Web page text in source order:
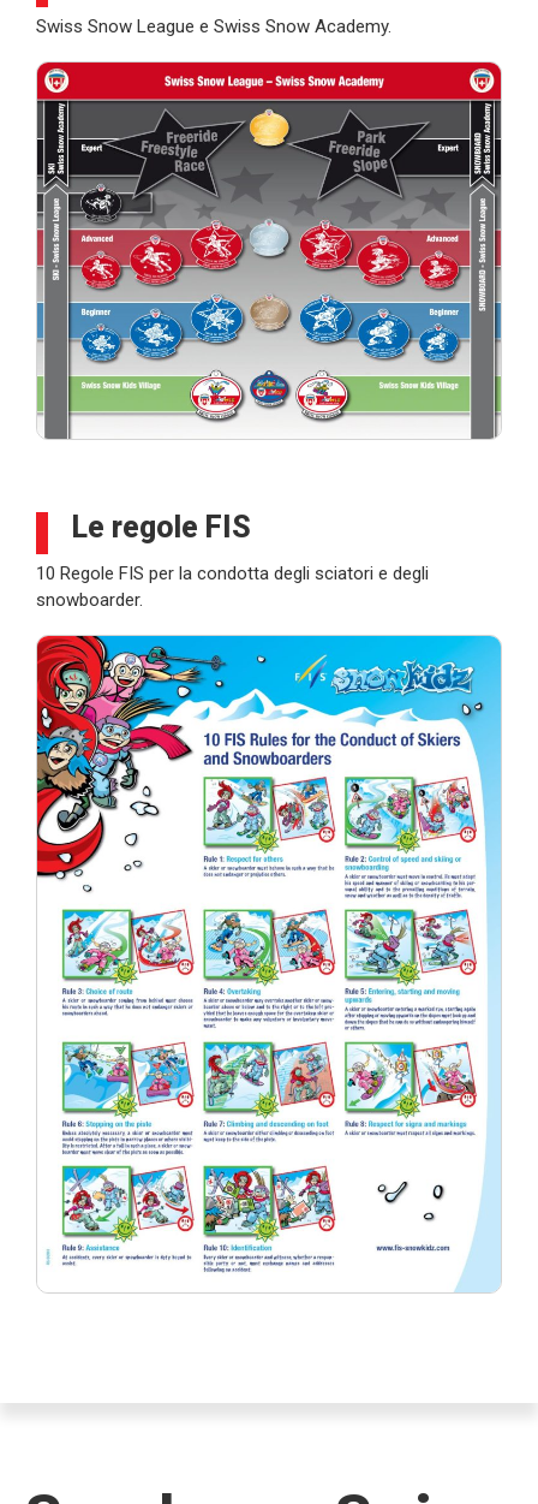
Swiss Snow League e Swiss Snow Academy.
Le regole FIS
10 Regole FIS per la condotta degli sciatori e degli
snowboarder.